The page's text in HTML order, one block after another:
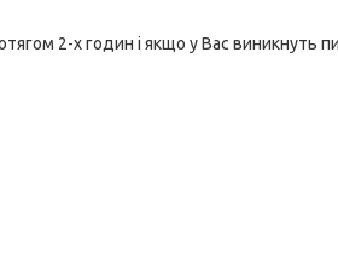
2-х годин і якщо у Вас виникнуть